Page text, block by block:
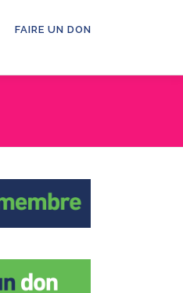
FAIRE UN DON